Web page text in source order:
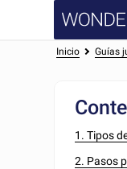
Inicio Guías
1. Tipos
2. Pasos